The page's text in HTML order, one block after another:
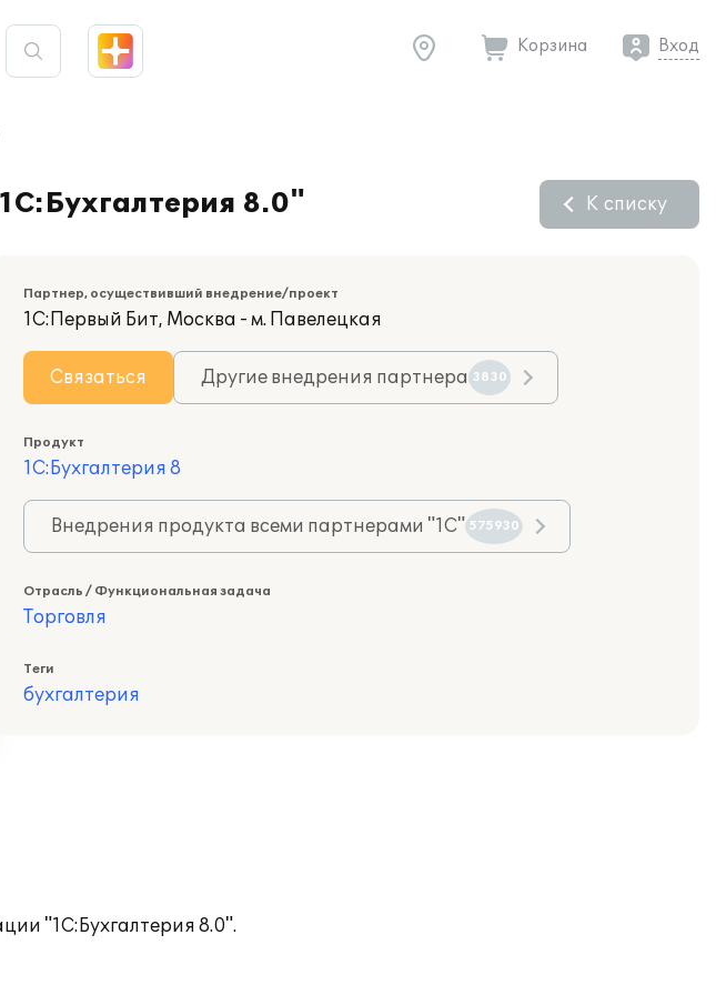
Корзина Вход
8.0" К списку
Партнер, осуществивший внедрение/проект
1С:Первый Бит, Москва - м. Павелецкая
Связаться Другие внедрения партнера 3830
Продукт
1С:Бухгалтерия 8
Внедрения продукта всеми партнерами "1С" 575930
Отрасль / Функциональная задача
Торговля
Теги
бухгалтерия
"1С:Бухгалтерия 8.0".